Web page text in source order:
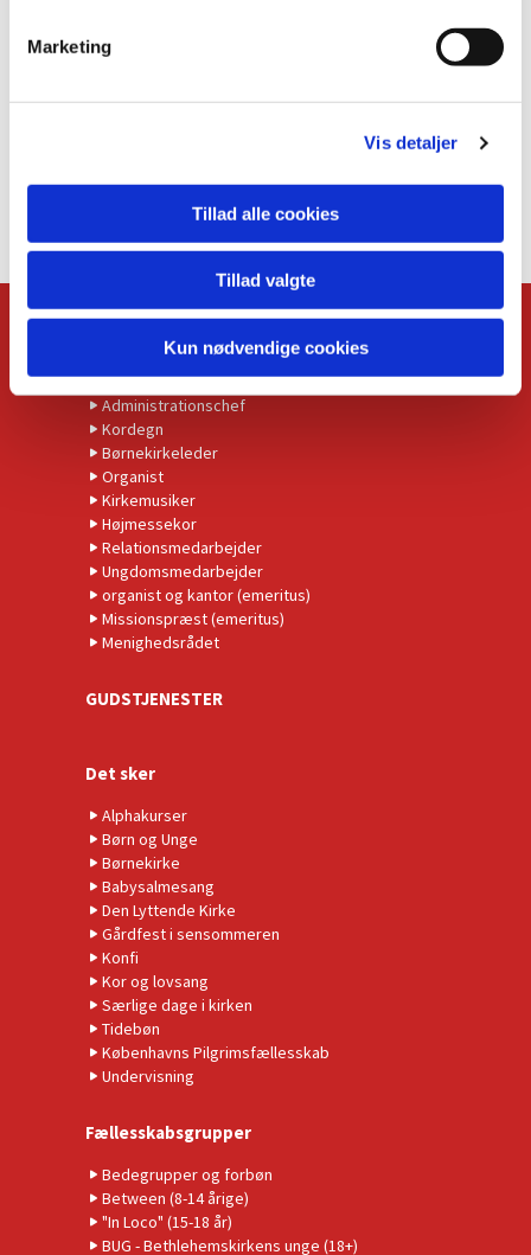
Marketing
Vis detaljer
Tillad alle cookies
Tillad valgte
Kun nødvendige cookies
Kirkens præster
Administrationschef
Kordegn
Børnekirkeleder
Organist
Kirkemusiker
Højmessekor
Relationsmedarbejder
Ungdomsmedarbejder
organist og kantor (emeritus)
Missionspræst (emeritus)
Menighedsrådet
GUDSTJENESTER
Det sker
Alphakurser
Børn og Unge
Børnekirke
Babysalmesang
Den Lyttende Kirke
Gårdfest i sensommeren
Konfi
Kor og lovsang
Særlige dage i kirken
Tidebøn
Københavns Pilgrimsfællesskab
Undervisning
Fællesskabsgrupper
Bedegrupper og forbøn
Between (8-14 årige)
"In Loco" (15-18 år)
BUG - Bethlehemskirkens unge (18+)